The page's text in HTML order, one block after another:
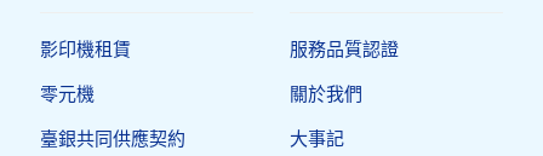
影印機租賃
零元機
臺銀共同供應契約
服務品質認證
關於我們
大事記